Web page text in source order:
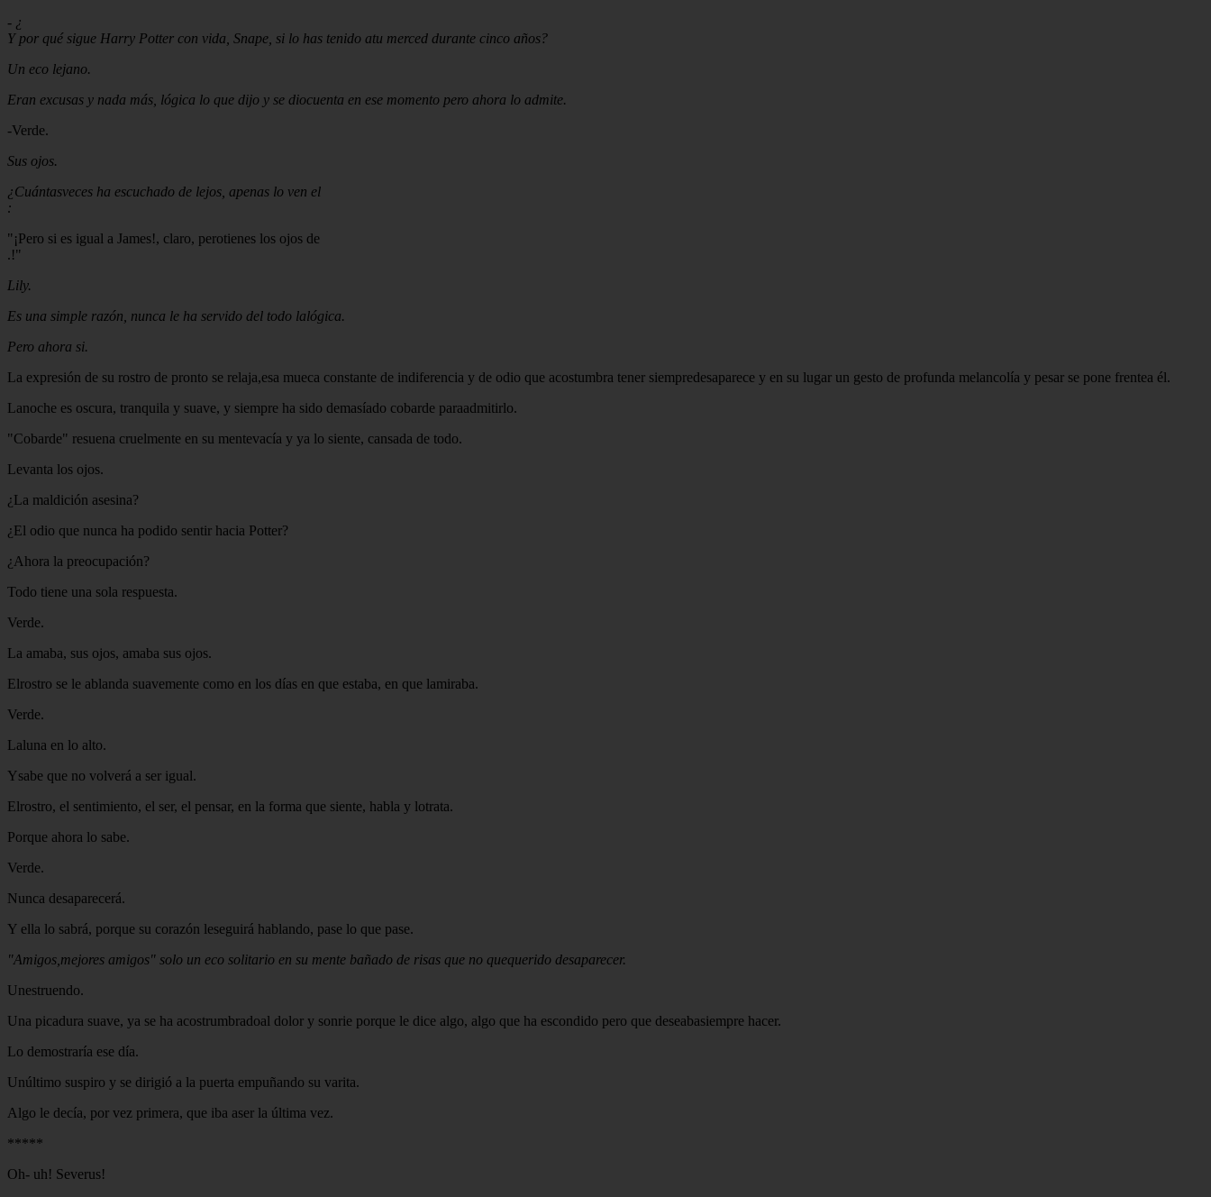
- ¿
Y por qué sigue Harry Potter con vida, Snape, si lo has tenido atu merced durante cinco años?
Un eco lejano.
Eran excusas y nada más, lógica lo que dijo y se diocuenta en ese momento pero ahora lo admite.
-Verde.
Sus ojos.
¿Cuántasveces ha escuchado de lejos, apenas lo ven el
:
"¡Pero si es igual a James!, claro, perotienes los ojos de
.!"
Lily.
Es una simple razón, nunca le ha servido del todo lalógica.
Pero ahora si.
La expresión de su rostro de pronto se relaja,esa mueca constante de indiferencia y de odio que acostumbra tener siempredesaparece y en su lugar un gesto de profunda melancolía y pesar se pone frentea él.
Lanoche es oscura, tranquila y suave, y siempre ha sido demasíado cobarde paraadmitirlo.
"Cobarde" resuena cruelmente en su mentevacía y ya lo siente, cansada de todo.
Levanta los ojos.
¿La maldición asesina?
¿El odio que nunca ha podido sentir hacia Potter?
¿Ahora la preocupación?
Todo tiene una sola respuesta.
Verde.
La amaba, sus ojos, amaba sus ojos.
Elrostro se le ablanda suavemente como en los días en que estaba, en que lamiraba.
Verde.
Laluna en lo alto.
Ysabe que no volverá a ser igual.
Elrostro, el sentimiento, el ser, el pensar, en la forma que siente, habla y lotrata.
Porque ahora lo sabe.
Verde.
Nunca desaparecerá.
Y ella lo sabrá, porque su corazón leseguirá hablando, pase lo que pase.
"Amigos,mejores amigos" solo un eco solitario en su mente bañado de risas que no quequerido desaparecer.
Unestruendo.
Una picadura suave, ya se ha acostrumbradoal dolor y sonrie porque le dice algo, algo que ha escondido pero que deseabasiempre hacer.
Lo demostraría ese día.
Unúltimo suspiro y se dirigió a la puerta empuñando su varita.
Algo le decía, por vez primera, que iba aser la última vez.
*****
Oh- uh! Severus!